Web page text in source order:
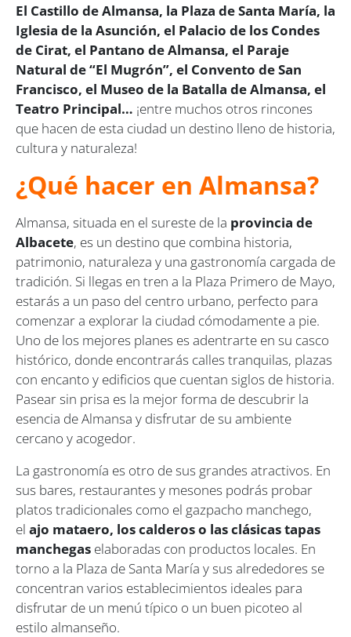
El Castillo de Almansa, la Plaza de Santa María, la
Iglesia de la Asunción, el Palacio de los Condes
de Cirat, el Pantano de Almansa, el Paraje
Natural de “El Mugrón”, el Convento de San
Francisco, el Museo de la Batalla de Almansa, el
Teatro Principal… ¡entre muchos otros rincones
que hacen de esta ciudad un destino lleno de historia,
cultura y naturaleza!
¿Qué hacer en Almansa?
Almansa, situada en el sureste de la provincia de
Albacete, es un destino que combina historia,
patrimonio, naturaleza y una gastronomía cargada de
tradición. Si llegas en tren a la Plaza Primero de Mayo,
estarás a un paso del centro urbano, perfecto para
comenzar a explorar la ciudad cómodamente a pie.
Uno de los mejores planes es adentrarte en su casco
histórico, donde encontrarás calles tranquilas, plazas
con encanto y edificios que cuentan siglos de historia.
Pasear sin prisa es la mejor forma de descubrir la
esencia de Almansa y disfrutar de su ambiente
cercano y acogedor.
La gastronomía es otro de sus grandes atractivos. En
sus bares, restaurantes y mesones podrás probar
platos tradicionales como el gazpacho manchego,
el ajo mataero, los calderos o las clásicas tapas
manchegas elaboradas con productos locales. En
torno a la Plaza de Santa María y sus alrededores se
concentran varios establecimientos ideales para
disfrutar de un menú típico o un buen picoteo al
estilo almanseño.